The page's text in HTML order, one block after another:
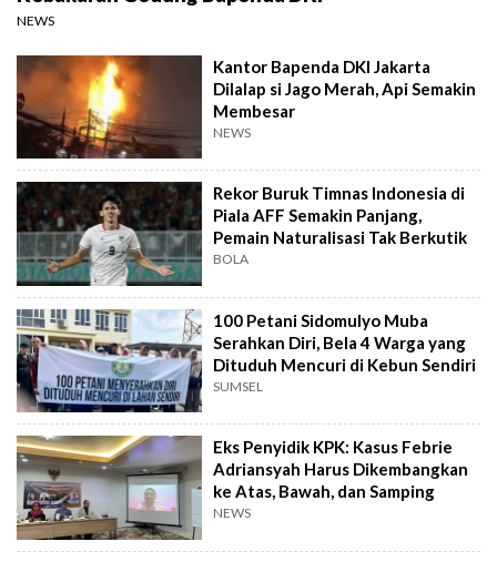
NEWS
Kantor Bapenda DKI Jakarta
Dilalap si Jago Merah, Api Semakin
Membesar
NEWS
Rekor Buruk Timnas Indonesia di
Piala AFF Semakin Panjang,
Pemain Naturalisasi Tak Berkutik
BOLA
100 Petani Sidomulyo Muba
Serahkan Diri, Bela 4 Warga yang
Dituduh Mencuri di Kebun Sendiri
SUMSEL
Eks Penyidik KPK: Kasus Febrie
Adriansyah Harus Dikembangkan
ke Atas, Bawah, dan Samping
NEWS